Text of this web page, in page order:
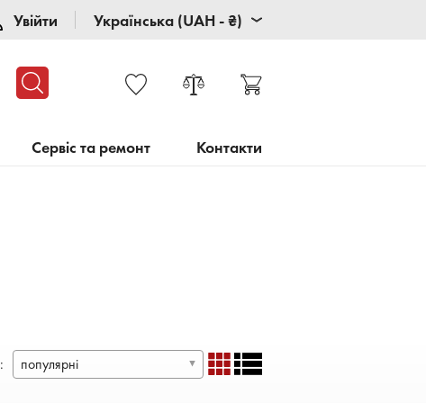
Увійти Українська (UAH - ₴)
Сервіс та ремонт Контакти
: популярні